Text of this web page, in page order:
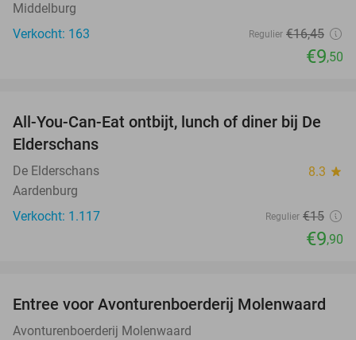
Middelburg
Verkocht: 163
Regulier €16,45
€9,50
34%
All-You-Can-Eat ontbijt, lunch of diner bij De
Elderschans
De Elderschans 8.3 star
Aardenburg
Verkocht: 1.117
Regulier €15
€9,90
27%
Entree voor Avonturenboerderij Molenwaard
Avonturenboerderij Molenwaard